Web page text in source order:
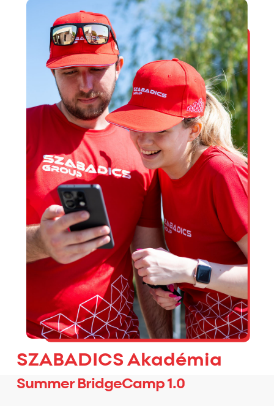
SZABADICS Akadémia
Summer BridgeCamp 1.0